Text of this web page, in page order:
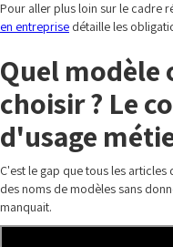
Pour aller plus loin sur le cadre
en entreprise détaille les
Quel modèle
choisir ? Le
d'usage
C'est le gap que tous les
des noms de modèles sans
manquait.